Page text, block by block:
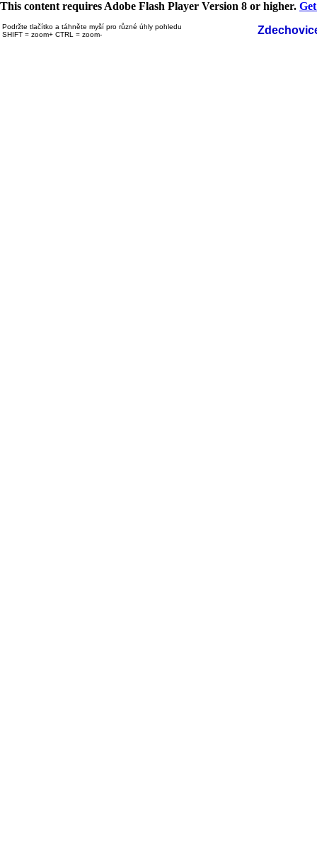
This content requires Adobe Flash Player Version 8 or higher.
Podržte tlačítko a táhněte myší pro různé úhly pohledu
SHIFT = zoom+ CTRL = zoom-